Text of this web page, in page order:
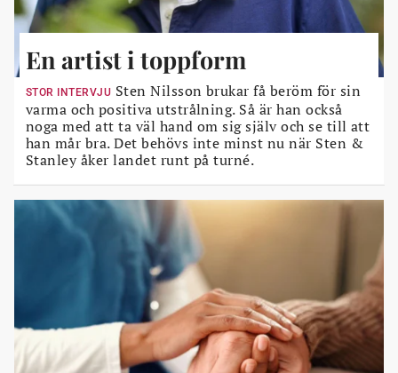
En artist i toppform
STOR INTERVJU Sten Nilsson brukar få beröm för sin
varma och positiva utstrålning. Så är han också
noga med att ta väl hand om sig själv och se till att
han mår bra. Det behövs inte minst nu när Sten &
Stanley åker landet runt på turné.